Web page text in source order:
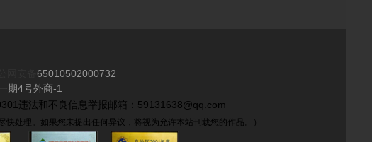
65010502000732
期4号外商-1
违法和不良信息举报邮箱：59131638@qq.com
处理。如果您未提出任何异议，将视为允许本站刊载您的作品。）